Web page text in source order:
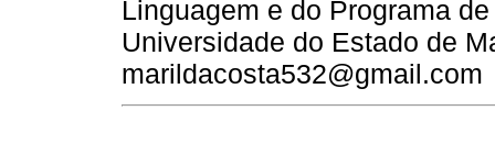
Linguagem e do Programa
Universidade do Estado de
marildacosta532@gmail.com